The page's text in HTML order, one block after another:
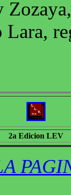
Lara,
2a Edicion LEV